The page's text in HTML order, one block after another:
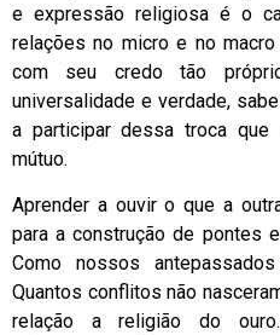
e expressão religiosa é o
relações no micro e no
com seu credo tão
universalidade e verdade,
a participar dessa troca que
mútuo.
Aprender a ouvir o que a
para a construção de pontes
Como nossos
Quantos conflitos não
relação a religião do